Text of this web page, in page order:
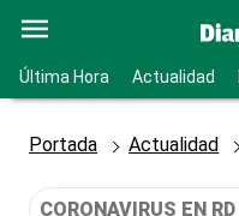
Última Hora Actualidad
Portada Actualidad
CORONAVIRUS EN RD